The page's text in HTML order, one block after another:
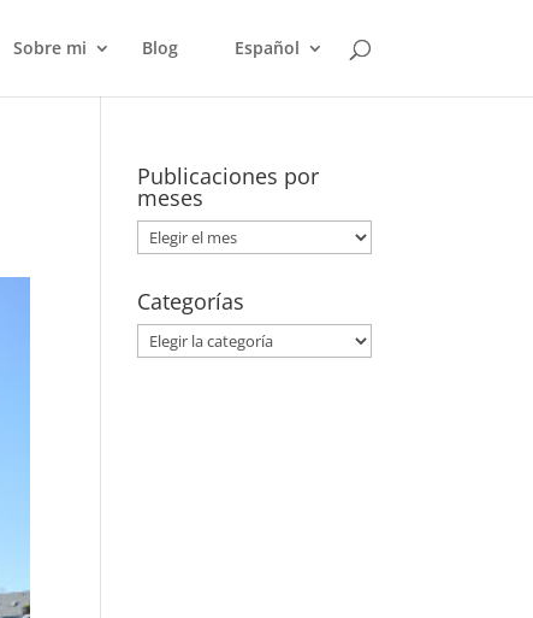
Sobre mi Blog Español
Publicaciones por
meses
Publicaciones
por
meses
Categorías
Categorías